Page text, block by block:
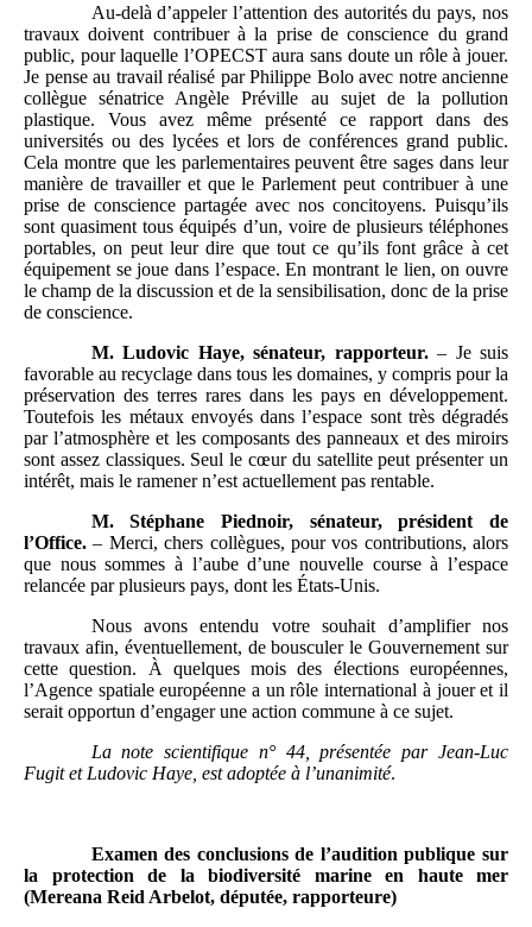
Au-delà d’appeler l’attention des autorités du pays, nos
travaux doivent contribuer à la prise de conscience du grand
public, pour laquelle l’OPECST aura sans doute un rôle à jouer.
Je pense au travail réalisé par Philippe Bolo avec notre ancienne
collègue sénatrice Angèle Préville au sujet de la pollution
plastique. Vous avez même présenté ce rapport dans des
universités ou des lycées et lors de conférences grand public.
Cela montre que les parlementaires peuvent être sages dans leur
manière de travailler et que le Parlement peut contribuer à une
prise de conscience partagée avec nos concitoyens. Puisqu’ils
sont quasiment tous équipés d’un, voire de plusieurs téléphones
portables, on peut leur dire que tout ce qu’ils font grâce à cet
équipement se joue dans l’espace. En montrant le lien, on ouvre
le champ de la discussion et de la sensibilisation, donc de la prise
de conscience.
M. Ludovic Haye, sénateur, rapporteur.– Je suis
favorable au recyclage dans tous les domaines, y compris pour la
préservation des terres rares dans les pays en développement.
Toutefois les métaux envoyés dans l’espace sont très dégradés
par l’atmosphère et les composants des panneaux et des miroirs
sont assez classiques. Seul le cœur du satellite peut présenter un
intérêt, mais le ramener n’est actuellement pas rentable.
M. Stéphane Piednoir, sénateur, président de
l’Office. – Merci, chers collègues, pour vos contributions, alors
que nous sommes à l’aube d’une nouvelle course à l’espace
relancée par plusieurs pays, dont les États-Unis.
Nous avons entendu votre souhait d’amplifier nos
travaux afin, éventuellement, de bousculer le Gouvernement sur
cette question. À quelques mois des élections européennes,
l’Agence spatiale européenne a un rôle international à jouer et il
serait opportun d’engager une action commune à ce sujet.
La note scientifique n° 44, présentée par Jean-Luc
Fugit et Ludovic Haye, est adoptée à l’unanimité.
Examen des conclusions de l’audition publique sur
la protection de la biodiversité marine en haute mer
(Mereana Reid Arbelot, députée, rapporteure)